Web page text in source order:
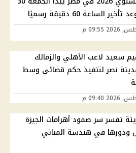
الساعة 60 دقيقة رسميًا
سعيد لاعب الأهلي والزمالك
نصر لتنفيذ حكم قضائي وسط
تفسر سر صمود أهرامات الجيزة
ودورها في هندسة المباني